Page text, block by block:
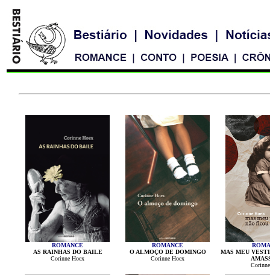
ROMANCE
AS RAINHAS DO BAILE
Corinne Hoex
ROMANCE
O ALMOÇO DE DOMINGO
Corinne Hoex
MAS MEU